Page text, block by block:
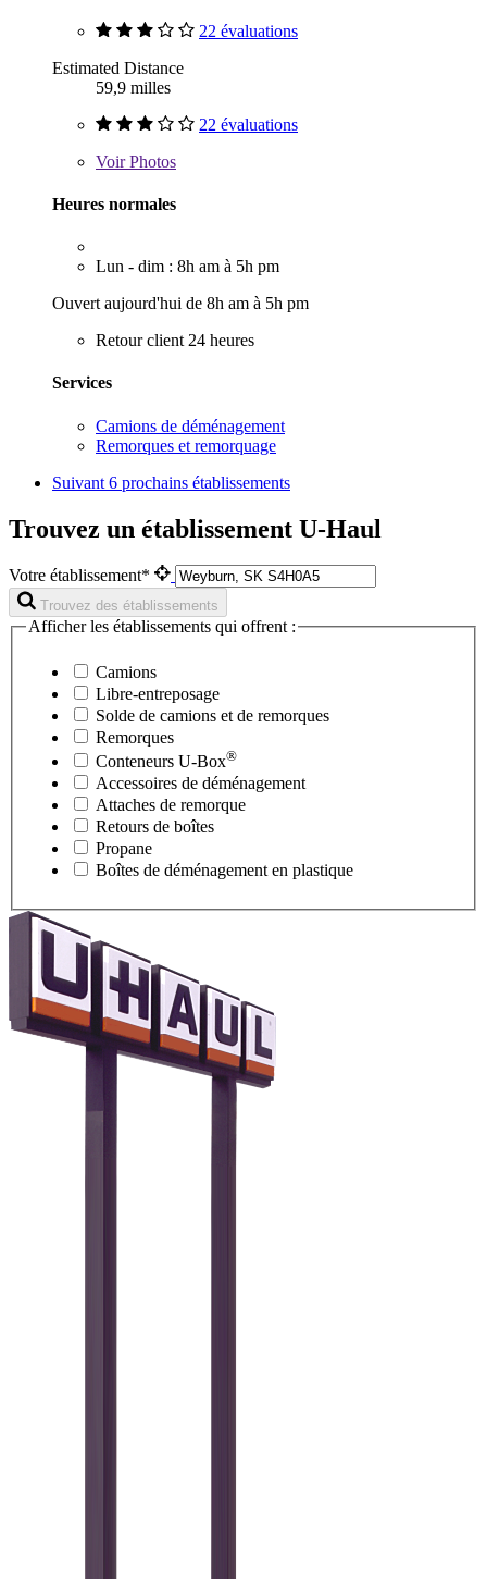
22 évaluations
Estimated Distance
59,9 milles
22 évaluations
VoirPhotos
Heures normales
Lun - dim : 8h am à 5h pm
Ouvert aujourd'hui de 8h am à 5h pm
Retour client 24 heures
Services
Camions de déménagement
Remorques et remorquage
Suivant 6 prochains établissements
Trouvez un établissement U-Haul
Votre établissement*
Trouvez des établissements
Afficher les établissements qui offrent :
Camions
Libre-entreposage
Solde de camions et de remorques
Remorques
Conteneurs U-Box®
Accessoires de déménagement
Attaches de remorque
Retours de boîtes
Propane
Boîtes de déménagement en plastique